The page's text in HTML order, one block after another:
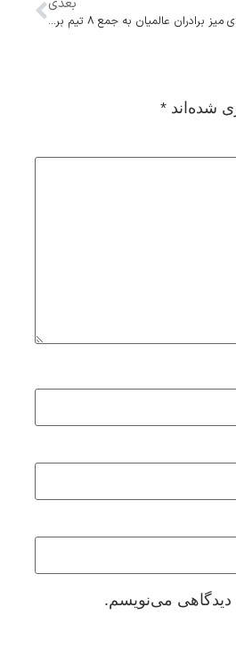
بعدی
صعود تیم دوبل تنیس روی میز برادران عالمیان به جمع ۸ تیم برتر آسیا
شده‌اند *
دیدگاهی می‌نویسم.